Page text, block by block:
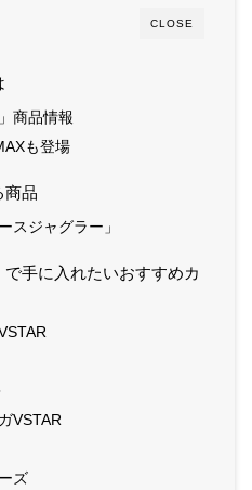
CLOSE
商品情報
も登場
商品
スジャグラー」
で手に入れたいおすすめカ
VSTAR
ズ